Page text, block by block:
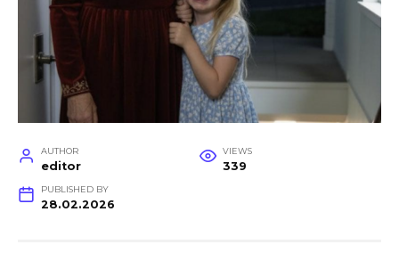
AUTHOR
editor
VIEWS
339
PUBLISHED BY
28.02.2026